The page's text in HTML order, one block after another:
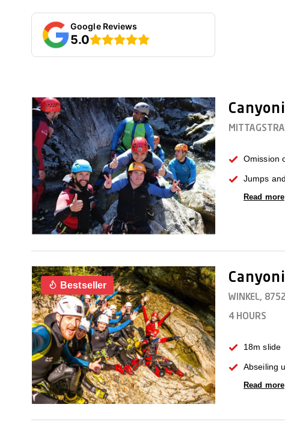
Google Reviews
5.0
Omission
Jumps
Read more
Bestseller
WINKEL,
4 HOURS
18m slide
Abseiling
Read more